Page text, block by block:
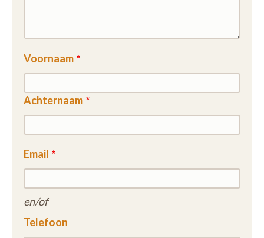
Voornaam
Achternaam
Email
en/of
Telefoon